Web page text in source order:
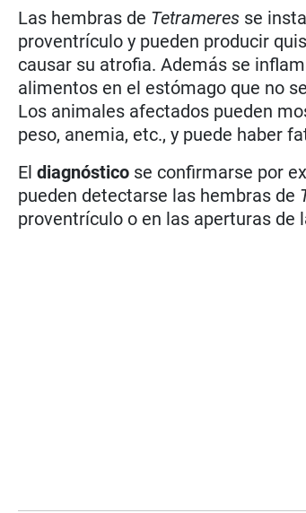
Las hembras de Tetrameres se
proventrículo y pueden producir
causar su atrofia. Además se
alimentos en el estómago que no
Los animales afectados pueden
peso, anemia, etc., y puede haber
Eldiagnóstico se confirmarse por
pueden detectarse las hembras de
proventrículo o en las aperturas de